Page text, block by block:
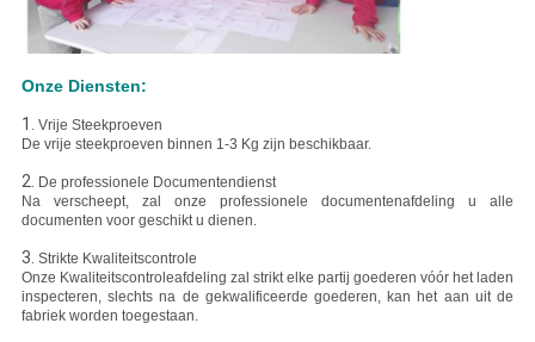
Onze Diensten:
1. Vrije Steekproeven
De vrije steekproeven binnen 1-3 Kg zijn beschikbaar.
2.
De professionele Documentendienst
Na verscheept, zal onze professionele documentenafdeling u alle
documenten voor geschikt u dienen.
3. Strikte Kwaliteitscontrole
Onze Kwaliteitscontroleafdeling zal strikt elke partij goederen vóór het laden
inspecteren, slechts na de gekwalificeerde goederen, kan het aan uit de
fabriek worden toegestaan.